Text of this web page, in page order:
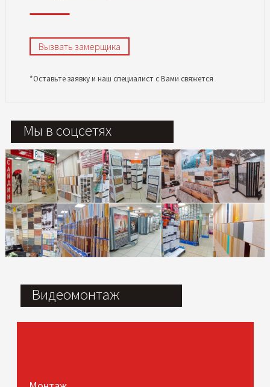
Вызвать замерщика
*Оставьте заявку и наш специалист с Вами свяжется
Мы в соцсетях
Видеомонтаж